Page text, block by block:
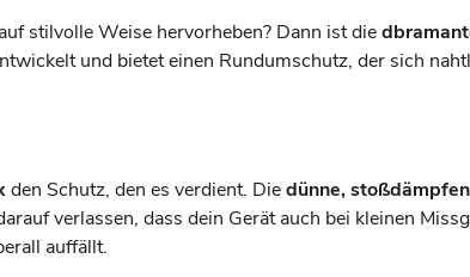
stilvolle Weise hervorheben? Dann ist die
und bietet einen Rundumschutz, der sich
den Schutz, den es verdient. Diedünne,
verlassen, dass dein Gerät auch bei kleinen
auffällt.